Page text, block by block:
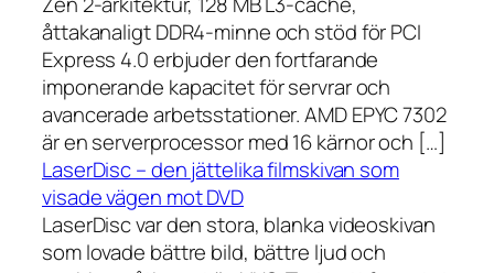
åttakanaligt DDR4-minne och stöd för PCI
Express 4.0 erbjuder den fortfarande
imponerande kapacitet för servrar och
avancerade arbetsstationer. AMD EPYC 7302
är en serverprocessor med 16 kärnor och […]
LaserDisc – den jättelika filmskivan som
visade vägen mot DVD
LaserDisc var den stora, blanka videoskivan
som lovade bättre bild, bättre ljud och